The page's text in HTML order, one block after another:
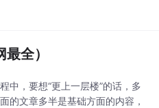
全）
中，要想“更上一层楼”的话，多
的文章多半是基础方面的内容，